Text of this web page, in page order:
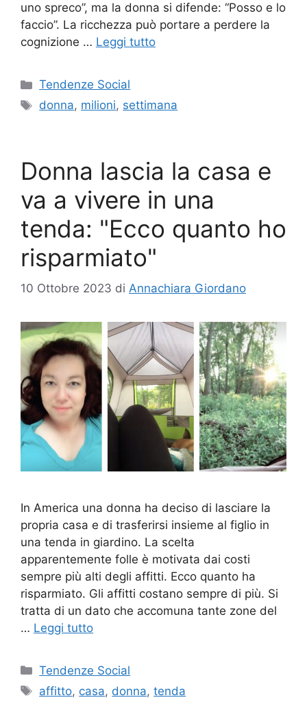
uno spreco”, ma la donna si difende: “Posso e lo
faccio”. La ricchezza può portare a perdere la
cognizione … Leggi tutto
Categorie
Tendenze Social
Tag
donna, milioni, settimana
Donna lascia la casa e
va a vivere in una
tenda: "Ecco quanto ho
risparmiato"
10 Ottobre 2023 di Annachiara Giordano
In America una donna ha deciso di lasciare la
propria casa e di trasferirsi insieme al figlio in
una tenda in giardino. La scelta
apparentemente folle è motivata dai costi
sempre più alti degli affitti. Ecco quanto ha
risparmiato. Gli affitti costano sempre di più. Si
tratta di un dato che accomuna tante zone del
… Leggi tutto
Categorie
Tendenze Social
Tag
affitto, casa, donna,tenda